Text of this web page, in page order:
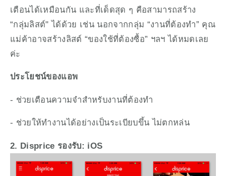
เตือนได้เหมือนกัน และที่เด็ดสุด ๆ คือสามารถสร้าง
“กลุ่มลิสต์" ได้ด้วย เช่น นอกจากกลุ่ม “งานที่ต้องทำ” คุณ
แม่ค้าอาจสร้างลิสต์ “ของใช้ที่ต้องซื้อ” ฯลฯ ได้หมดเลย
ค่ะ
ประโยชน์ของแอพ
- ช่วยเตือนความจำสำหรับงานที่ต้องทำ
- ช่วยให้ทำงานได้อย่างเป็นระเบียบขึ้น ไม่ตกหล่น
2. Disprice รองรับ: iOS